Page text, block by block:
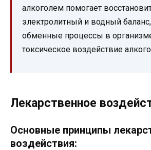
алкоголем помогает
электролитный и водный
обменные процессы в
токсическое воздействие
Лекарственное
Основные принципы
воздействия: